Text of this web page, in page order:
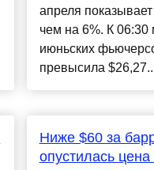
апреля
чем на 6%. К 06:30
июньских
превысила
Ниже $60 за
опустилась